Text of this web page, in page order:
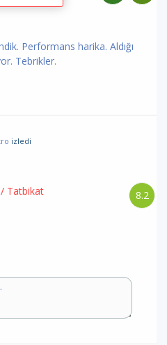
Performans harika. Aldığı
Tebrikler.
izledi
8.2
/ Tatbikat